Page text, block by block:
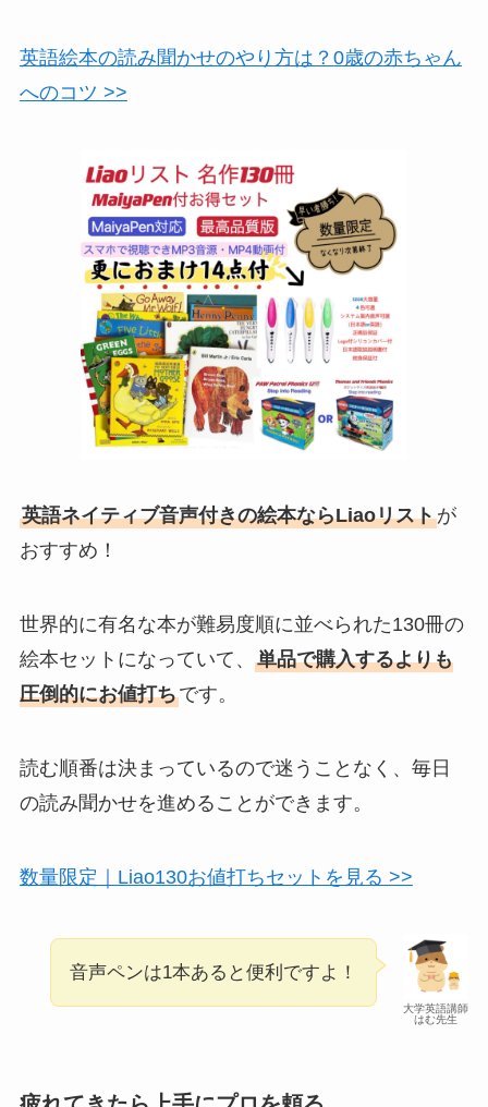
英語絵本の読み聞かせのやり方は？0歳の赤ちゃん
へのコツ >>
英語ネイティブ音声付きの絵本ならLiaoリストが
おすすめ！
世界的に有名な本が難易度順に並べられた130冊の
絵本セットになっていて、 単品で購入するよりも
圧倒的にお値打ちです。
読む順番は決まっているので迷うことなく、毎日
の読み聞かせを進めることができます。
数量限定｜Liao130お値打ちセットを見る >>
大学英語講師
はむ先生
音声ペンは1本あると便利ですよ！